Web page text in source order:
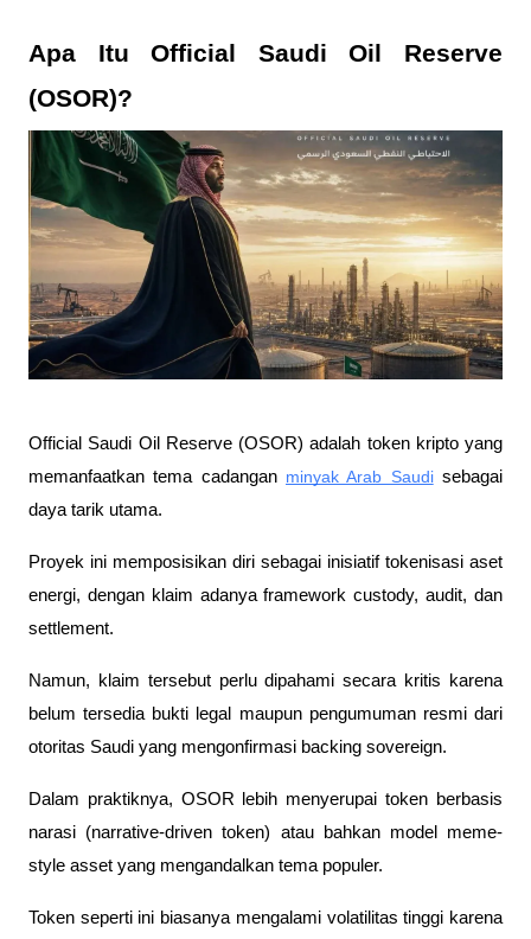
Apa Itu Official Saudi Oil Reserve
(OSOR)?
Official Saudi Oil Reserve (OSOR) adalah token kripto yang
memanfaatkan tema cadangan minyak Arab Saudi sebagai
daya tarik utama.
Proyek ini memposisikan diri sebagai inisiatif tokenisasi aset
energi, dengan klaim adanya framework custody, audit, dan
settlement.
Namun, klaim tersebut perlu dipahami secara kritis karena
belum tersedia bukti legal maupun pengumuman resmi dari
otoritas Saudi yang mengonfirmasi backing sovereign.
Dalam praktiknya, OSOR lebih menyerupai token berbasis
narasi (narrative-driven token) atau bahkan model meme-
style asset yang mengandalkan tema populer.
Token seperti ini biasanya mengalami volatilitas tinggi karena